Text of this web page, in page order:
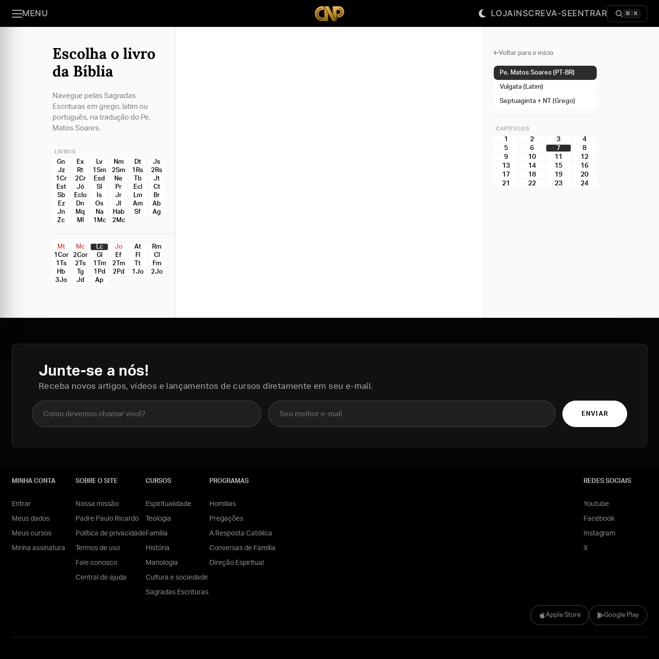
MENU LOJAINSCREVA-SEENTRAR ⌘ K
Escolha o livro
da Bíblia
Navegue pelas Sagradas
Escrituras em grego, latim ou
português, na tradução do Pe.
Matos Soares.
LIVROS
Gn Ex Lv Nm Dt
Js
Jz
Rt 1Sm 2Sm 1Rs
2Rs
1Cr
2Cr Esd Ne Tb
Jt
Est
Jó Sl Pr Ecl
Ct
Sb
Eclo Is Jr Lm
Br
Ez
Dn Os Jl Am
Ab
Jn
Mq Na Hab Sf
Ag
Zc
Ml 1Mc 2Mc
Mt Mc Lc Jo At
Rm
1Cor
2Cor Gl Ef Fl
Cl
1Ts
2Ts 1Tm 2Tm Tt
Fm
Hb
Tg 1Pd 2Pd 1Jo
2Jo
3Jo
Jd Ap
Voltar para o início
Pe. Matos Soares (PT-BR)
Vulgata (Latim)
Septuaginta + NT (Grego)
CAPÍTULOS
1 2 3
4
5
6 7
8
9
10 11
12
13
14 15
16
17
18 19
20
21
22 23 24
Junte-se a nós!
Receba novos artigos, vídeos e lançamentos de cursos diretamente em seu e-mail.
Nome completo E-mail
ENVIAR
Apple Store Google Play
MINHA CONTA
Entrar
Meus dados
Meus cursos
Minha assinatura
SOBRE O SITE
Nossa missão
Padre Paulo Ricardo
Política de privacidade
Termos de uso
Fale conosco
Central de ajuda
CURSOS
Espiritualidade
Teologia
Família
História
Mariologia
Cultura e sociedade
Sagradas Escrituras
PROGRAMAS
Homilias
Pregações
A Resposta Católica
Conversas de Família
Direção Espiritual
REDES SOCIAIS
Youtube
Facebook
Instagram
X